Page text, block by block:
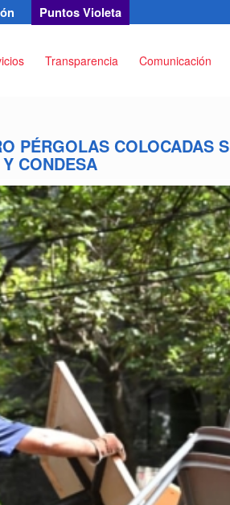
Puntos Violeta
Transparencia Comunicación
PÉRGOLAS COLOCADAS
Y CONDESA